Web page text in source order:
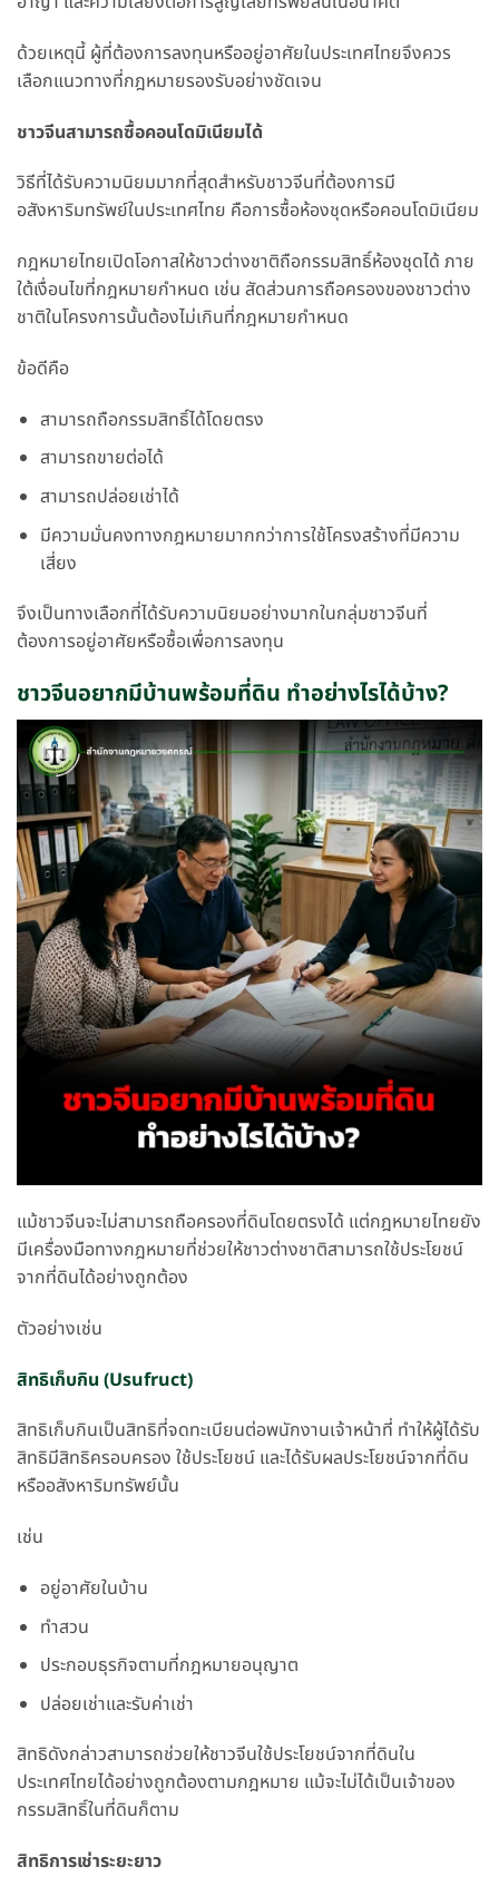
ด้วยเหตุนี้ ผู้ที่ต้องการลงทุนหรืออยู่อาศัยในประเทศไทยจึงควร
เลือกแนวทางที่กฎหมายรองรับอย่างชัดเจน
ชาวจีนสามารถซื้อคอนโดมิเนียมได้
วิธีที่ได้รับความนิยมมากที่สุดสำหรับชาวจีนที่ต้องการมี
อสังหาริมทรัพย์ในประเทศไทย คือการซื้อห้องชุดหรือคอนโดมิเนียม
กฎหมายไทยเปิดโอกาสให้ชาวต่างชาติถือกรรมสิทธิ์ห้องชุดได้ ภาย
ใต้เงื่อนไขที่กฎหมายกำหนด เช่น สัดส่วนการถือครองของชาวต่าง
ชาติในโครงการนั้นต้องไม่เกินที่กฎหมายกำหนด
ข้อดีคือ
สามารถถือกรรมสิทธิ์ได้โดยตรง
สามารถขายต่อได้
สามารถปล่อยเช่าได้
มีความมั่นคงทางกฎหมายมากกว่าการใช้โครงสร้างที่มีความ
เสี่ยง
จึงเป็นทางเลือกที่ได้รับความนิยมอย่างมากในกลุ่มชาวจีนที่
ต้องการอยู่อาศัยหรือซื้อเพื่อการลงทุน
ชาวจีนอยากมีบ้านพร้อมที่ดิน ทำอย่างไรได้บ้าง?
แม้ชาวจีนจะไม่สามารถถือครองที่ดินโดยตรงได้ แต่กฎหมายไทยยัง
มีเครื่องมือทางกฎหมายที่ช่วยให้ชาวต่างชาติสามารถใช้ประโยชน์
จากที่ดินได้อย่างถูกต้อง
ตัวอย่างเช่น
สิทธิเก็บกิน (Usufruct)
สิทธิเก็บกินเป็นสิทธิที่จดทะเบียนต่อพนักงานเจ้าหน้าที่ ทำให้ผู้ได้รับ
สิทธิมีสิทธิครอบครอง ใช้ประโยชน์ และได้รับผลประโยชน์จากที่ดิน
หรืออสังหาริมทรัพย์นั้น
เช่น
อยู่อาศัยในบ้าน
ทำสวน
ประกอบธุรกิจตามที่กฎหมายอนุญาต
ปล่อยเช่าและรับค่าเช่า
สิทธิดังกล่าวสามารถช่วยให้ชาวจีนใช้ประโยชน์จากที่ดินใน
ประเทศไทยได้อย่างถูกต้องตามกฎหมาย แม้จะไม่ได้เป็นเจ้าของ
กรรมสิทธิ์ในที่ดินก็ตาม
สิทธิการเช่าระยะยาว